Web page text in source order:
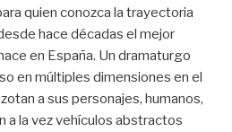
quien conozca la trayectoria
hace décadas el mejor
en España. Un dramaturgo
en múltiples dimensiones en el
a sus personajes, humanos,
a la vez vehículos abstractos